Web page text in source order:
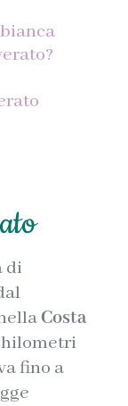
di
Costa
fino a